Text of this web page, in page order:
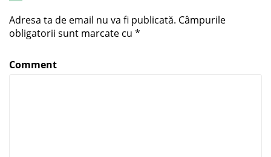
Adresa ta de email nu va fi publicată. Câmpurile
obligatorii sunt marcate cu *
Comment